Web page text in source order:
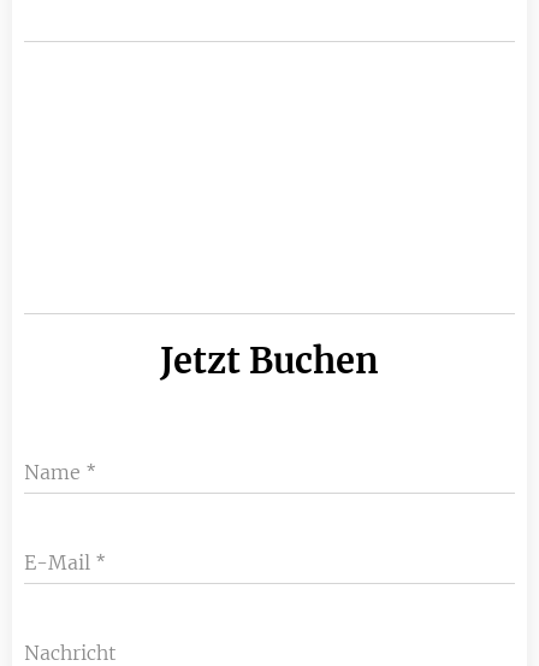
Jetzt Buchen
Name
E-Mail
Nachricht